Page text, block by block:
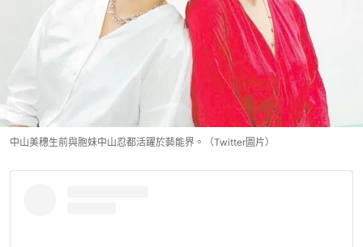
中山美穗生前與胞妹中山忍都活躍於藝能界。（Twitter圖片）